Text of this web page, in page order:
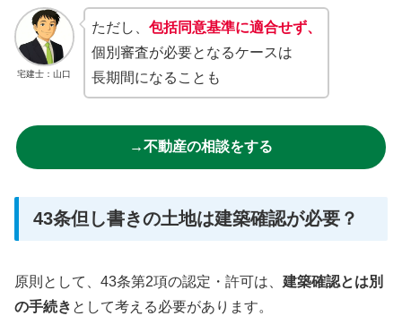
宅建士：山口
ただし、 包括同意基準に適合せず、
個別審査が必要となるケースは
長期間になることも
→不動産の相談をする
43条但し書きの土地は建築確認が必要？
原則として、43条第2項の認定・許可は、 建築確認とは別
の手続き として考える必要があります。